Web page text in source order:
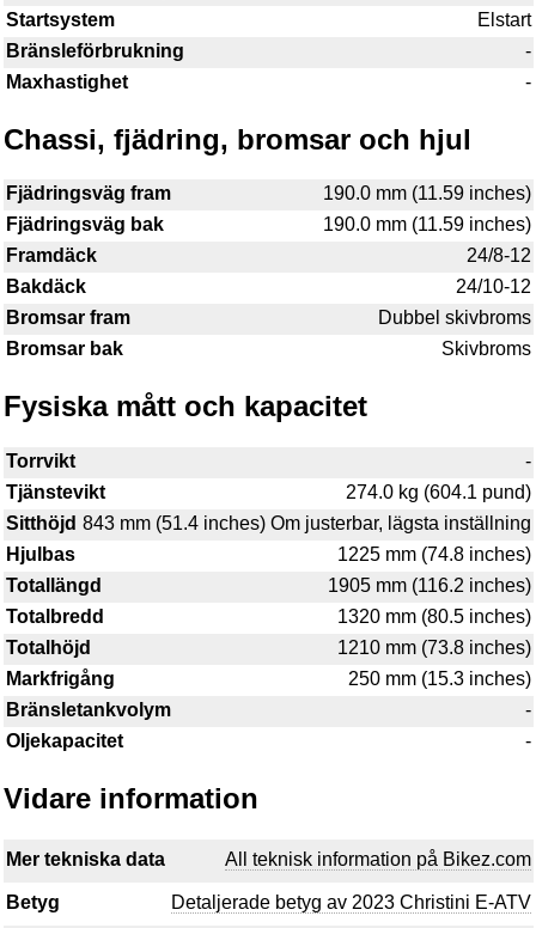
Startsystem
Elstart
Bränsleförbrukning
-
Maxhastighet
-
Chassi, fjädring, bromsar och hjul
Fjädringsväg fram
190.0 mm (11.59 inches)
Fjädringsväg bak
190.0 mm (11.59 inches)
Framdäck
24/8-12
Bakdäck
24/10-12
Bromsar fram
Dubbel skivbroms
Bromsar bak
Skivbroms
Fysiska mått och kapacitet
Torrvikt
-
Tjänstevikt
274.0 kg (604.1 pund)
Sitthöjd 843 mm (51.4 inches) Om justerbar, lägsta inställning
Hjulbas
1225 mm (74.8 inches)
Totallängd
1905 mm (116.2 inches)
Totalbredd
1320 mm (80.5 inches)
Totalhöjd
1210 mm (73.8 inches)
Markfrigång
250 mm (15.3 inches)
Bränsletankvolym
-
Oljekapacitet
-
Vidare information
Mer tekniska data All teknisk information på Bikez.com
Betyg Detaljerade betyg av 2023 Christini E-ATV